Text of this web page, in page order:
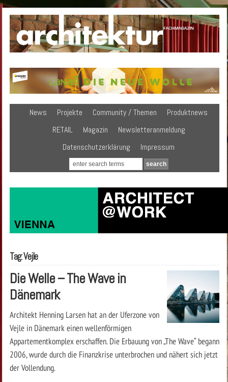
News Projekte Community / Themen
Produktnews
RETAIL
Magazin
Newsletteranmeldung
Datenschutzerklärung
Impressum
Tag: Vejle
Die Welle – The Wave in
Dänemark
Architekt Henning Larsen hat an der Uferzone von
Vejle in Dänemark einen wellenförmigen
Appartementkomplex erschaffen. Die Erbauung von „The Wave“ begann
2006, wurde durch die Finanzkrise unterbrochen und nähert sich jetzt
der Vollendung.